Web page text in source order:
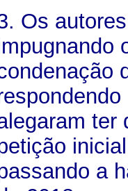
Os
ter
a